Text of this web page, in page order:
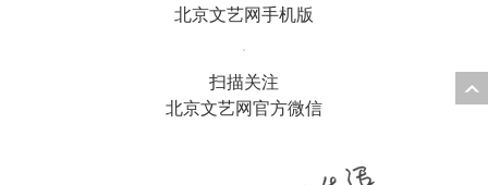
北京文艺网手机版
扫描关注
北京文艺网官方微信